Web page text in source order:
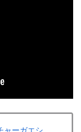
ャーガエシ